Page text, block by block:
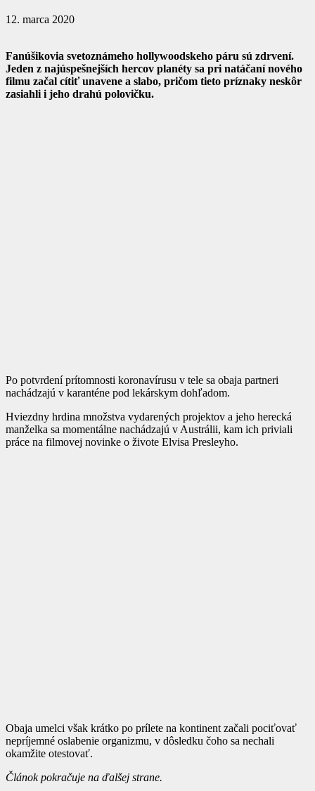
12. marca 2020
Fanúšikovia svetoznámeho hollywoodskeho páru sú zdrvení.
Jeden z najúspešnejších hercov planéty sa pri natáčaní nového
filmu začal cítiť unavene a slabo, pričom tieto príznaky neskôr
zasiahli i jeho drahú polovičku.
Po potvrdení prítomnosti koronavírusu v tele sa obaja partneri
nachádzajú v karanténe pod lekárskym dohľadom.
Hviezdny hrdina množstva vydarených projektov a jeho herecká
manželka sa momentálne nachádzajú v Austrálii, kam ich priviali
práce na filmovej novinke o živote Elvisa Presleyho.
Obaja umelci však krátko po prílete na kontinent začali pociťovať
nepríjemné oslabenie organizmu, v dôsledku čoho sa nechali
okamžite otestovať.
Článok pokračuje na ďalšej strane.